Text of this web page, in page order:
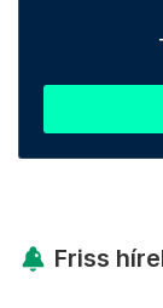
Friss